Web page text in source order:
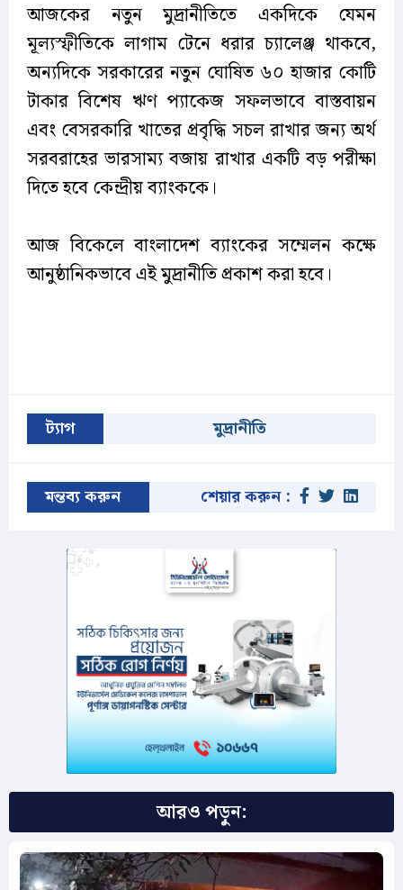
আজকের নতুন মুদ্রানীতিতে একদিকে যেমন
মূল্যস্ফীতিকে লাগাম টেনে ধরার চ্যালেঞ্জ থাকবে,
অন্যদিকে সরকারের নতুন ঘোষিত ৬০ হাজার কোটি
টাকার বিশেষ ঋণ প্যাকেজ সফলভাবে বাস্তবায়ন
এবং বেসরকারি খাতের প্রবৃদ্ধি সচল রাখার জন্য অর্থ
সরবরাহের ভারসাম্য বজায় রাখার একটি বড় পরীক্ষা
দিতে হবে কেন্দ্রীয় ব্যাংককে।
আজ বিকেলে বাংলাদেশ ব্যাংকের সম্মেলন কক্ষে
আনুষ্ঠানিকভাবে এই মুদ্রানীতি প্রকাশ করা হবে।
ট্যাগ মুদ্রানীতি
মন্তব্য করুন শেয়ার করুন :
আরও পড়ুন: